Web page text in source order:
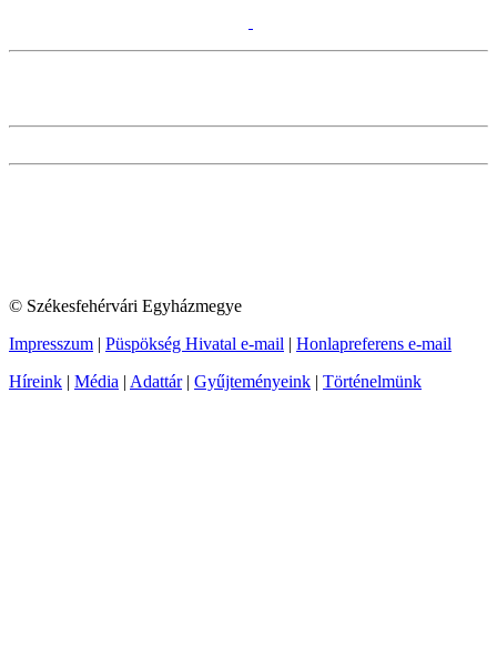
© Székesfehérvári Egyházmegye
Impresszum | Püspökség Hivatal e-mail | Honlapreferens e-mail
Híreink | Média | Adattár| Gyűjteményeink | Történelmünk